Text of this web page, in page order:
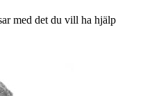
med det du vill ha hjälp